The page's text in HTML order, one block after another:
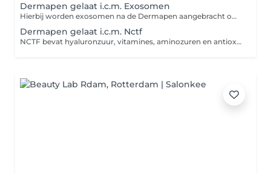
Dermapen gelaat i.c.m. Exosomen
Hierbij worden exosomen na de Dermapen aangebracht om het huidherstel te ondersteunen en de huidvernieuwing te stimuleren. Exosomen bevatten groeifactoren en signaalstoffen die de huid helpen bij herstel, collageenaanmaak en verbetering van de huidstructuur. Ideaal voor een doffere huid, fijne lijntjes, littekens en een egalere, stralende teint.
Dermapen gelaat i.c.m. Nctf
NCTF bevat hyaluronzuur, vitamines, aminozuren en antioxidanten die de huid intens hydrateren, de huidkwaliteit verbeteren en fijne lijntjes en een doffe teint helpen verminderen.